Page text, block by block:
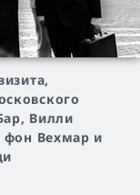
Вилли
фон Вехмар и